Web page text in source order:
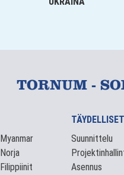
TORNUM -
Myanmar
Norja
Filippiinit
Suunnittelu
Asennus